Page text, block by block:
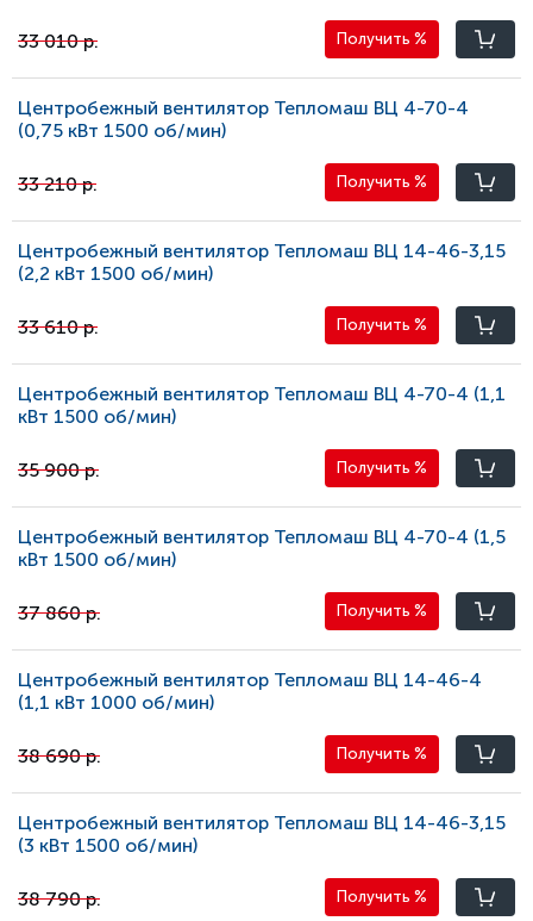
33 010 р. Получить %
Центробежный вентилятор Тепломаш ВЦ 4-70-4
(0,75 кВт 1500 oб/мин)
33 210 р. Получить %
Центробежный вентилятор Тепломаш ВЦ 14-46-3,15
(2,2 кВт 1500 oб/мин)
33 610 р. Получить %
Центробежный вентилятор Тепломаш ВЦ 4-70-4 (1,1
кВт 1500 oб/мин)
35 900 р. Получить %
Центробежный вентилятор Тепломаш ВЦ 4-70-4 (1,5
кВт 1500 oб/мин)
37 860 р. Получить %
Центробежный вентилятор Тепломаш ВЦ 14-46-4
(1,1 кВт 1000 oб/мин)
38 690 р. Получить %
Центробежный вентилятор Тепломаш ВЦ 14-46-3,15
(3 кВт 1500 oб/мин)
38 790 р. Получить %